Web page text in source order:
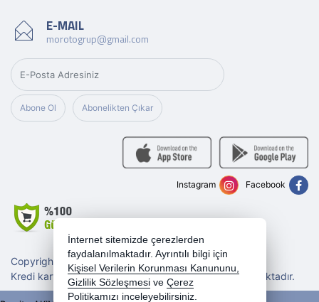
E-MAIL
morotogrup@gmail.com
Abone Ol Abonelikten Çıkar
Copyright 2026 morotogrup.com - Tüm hakları saklıdır.
Kredi kartı bilgileriniz 256bit SSL sertifikası ile korunmaktadır.
Facebook
Instagram
İnternet sitemizde çerezlerden
faydalanılmaktadır. Ayrıntılı bilgi için
Kişisel Verilerin Korunması Kanununu,
Gizlilik Sözleşmesi ve Çerez
Politikamızı inceleyebilirsiniz.